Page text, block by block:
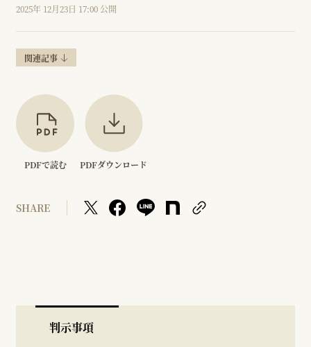
2025年 12月23日 17:00 公開
関連記事
PDFで読む PDFダウンロード
SHARE
判示事項